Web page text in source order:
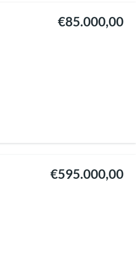
€85.000,00
€595.000,00